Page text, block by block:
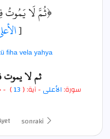
﴿ثُمَّ لَا يَمُوتُ
[
fiha vela yahya
ثم لا يموت
سورة:الأعلى- آية: (13
)
-
sonraki